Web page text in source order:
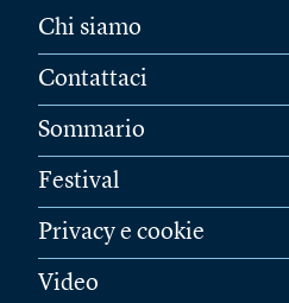
Chi siamo
Contattaci
Sommario
Festival
Privacy e cookie
Video